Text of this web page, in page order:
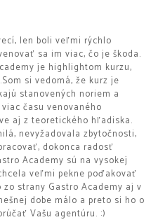
len boli veľmi rýchlo
sa im viac, čo je škoda.
je highlightom kurzu,
si vedomá, že kurz je
stanovených noriem a
času venovaného
aj z teoretického hľadiska.
nevyžadovala zbytočnosti,
dokonca radosť
Academy sú na vysokej
veľmi pekne poďakovať
strany Gastro Academy aj v
dobe málo a preto si ho o
Vašu agentúru. :)